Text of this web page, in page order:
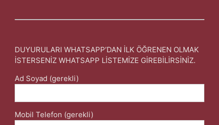
DUYURULARI WHATSAPP’DAN İLK ÖĞRENEN OLMAK
İSTERSENİZ WHATSAPP LİSTEMİZE GİREBİLİRSİNİZ.
Ad Soyad (gerekli)
Mobil Telefon (gerekli)